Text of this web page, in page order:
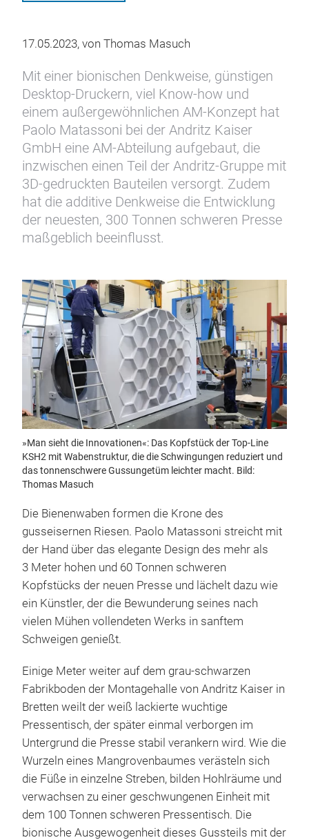
17.05.2023, von Thomas Masuch
Mit einer bionischen Denkweise, günstigen
Desktop-Druckern, viel Know-how und
einem außergewöhnlichen AM-Konzept hat
Paolo Matassoni bei der Andritz Kaiser
GmbH eine AM-Abteilung aufgebaut, die
inzwischen einen Teil der Andritz-Gruppe mit
3D-gedruckten Bauteilen versorgt. Zudem
hat die additive Denkweise die Entwicklung
der neuesten, 300 Tonnen schweren Presse
maßgeblich beeinflusst.
»Man sieht die Innovationen«: Das Kopfstück der Top-Line
KSH2 mit Wabenstruktur, die die Schwingungen reduziert und
das tonnenschwere Gussungetüm leichter macht. Bild:
Thomas Masuch
Die Bienenwaben formen die Krone des
gusseisernen Riesen. Paolo Matassoni streicht mit
der Hand über das elegante Design des mehr als
3 Meter hohen und 60 Tonnen schweren
Kopfstücks der neuen Presse und lächelt dazu wie
ein Künstler, der die Bewunderung seines nach
vielen Mühen vollendeten Werks in sanftem
Schweigen genießt.
Einige Meter weiter auf dem grau-schwarzen
Fabrikboden der Montagehalle von Andritz Kaiser in
Bretten weilt der weiß lackierte wuchtige
Pressentisch, der später einmal verborgen im
Untergrund die Presse stabil verankern wird. Wie die
Wurzeln eines Mangrovenbaumes verästeln sich
die Füße in einzelne Streben, bilden Hohlräume und
verwachsen zu einer geschwungenen Einheit mit
dem 100 Tonnen schweren Pressentisch. Die
bionische Ausgewogenheit dieses Gussteils mit der